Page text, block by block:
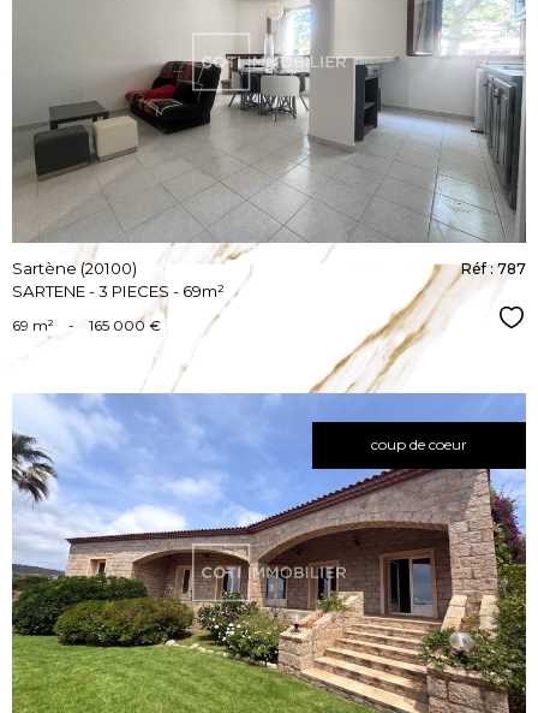
VOIR LE
BIEN
Sartène (20100)
SARTENE - 3 PIECES - 69m²
Réf : 787
69 m² - 165 000 €
coup de coeur
VOIR LE
BIEN